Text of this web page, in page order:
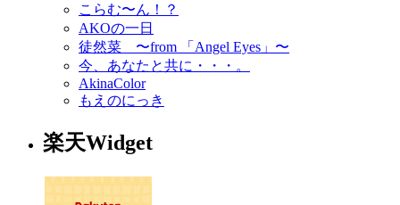
こらむ〜ん！？
AKOの一日
徒然菜 〜from 「Angel Eyes」〜
今、あなたと共に・・・。
AkinaColor
もえのにっき
楽天Widget